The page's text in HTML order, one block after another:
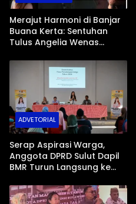
Merajut Harmoni di Banjar
Buana Kerta: Sentuhan
Tulus Angelia Wenas
Mopugad
ADVETORIAL
Serap Aspirasi Warga,
Anggota DPRD Sulut Dapil
BMR Turun Langsung ke